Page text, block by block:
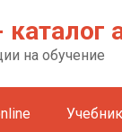
на обучение